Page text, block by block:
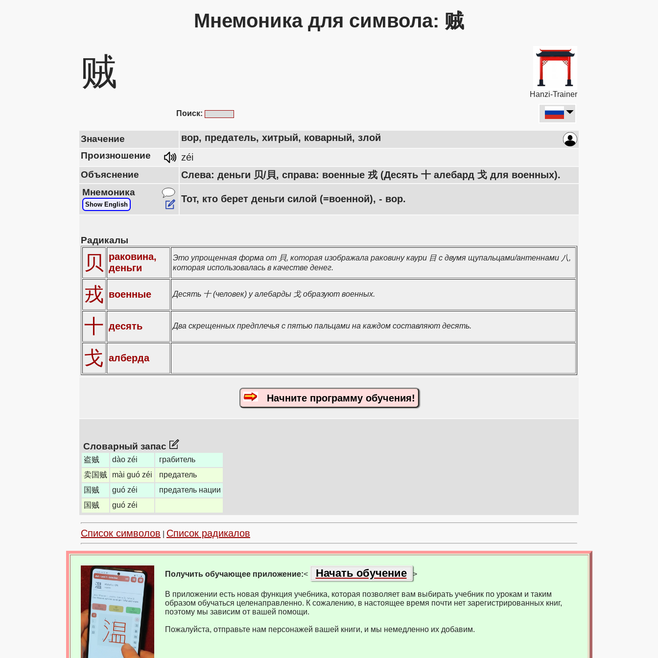
Мнемоника для символа: 贼
贼
Hanzi-Trainer
Поиск:
Значение вор, предатель, хитрый, коварный, злой
Произношение zéi
Объяснение Слева: деньги 贝/貝, справа: военные 戎 (Десять 十 алебард 戈 для военных).
Мнемоника
Show English
Тот, кто берет деньги силой (=военной), - вор.
Радикалы
贝
раковина,
деньги
Это упрощенная форма от 貝, которая изображала раковину каури 目 с двумя щупальцами/антеннами 八,
которая использовалась в качестве денег.
戎 военные Десять 十 (человек) у алебарды 戈 образуют военных.
十 десять Два скрещенных предплечья с пятью пальцами на каждом составляют десять.
戈 алберда
Начните программу обучения!
Словарный запас
盗贼 dào zéi
грабитель
卖国贼
mài guó zéi
предатель
国贼
guó zéi
предатель нации
国贼
guó zéi
Список символов Список радикалов
Получить обучающее приложение:< Начать обучение >
В приложении есть новая функция учебника, которая позволяет вам выбирать учебник по урокам и таким
образом обучаться целенаправленно. К сожалению, в настоящее время почти нет зарегистрированных книг,
поэтому мы зависим от вашей помощи.
Пожалуйста, отправьте нам персонажей вашей книги, и мы немедленно их добавим.